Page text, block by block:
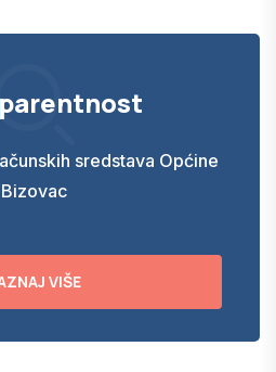
sredstava Općine
Bizovac
VIŠE